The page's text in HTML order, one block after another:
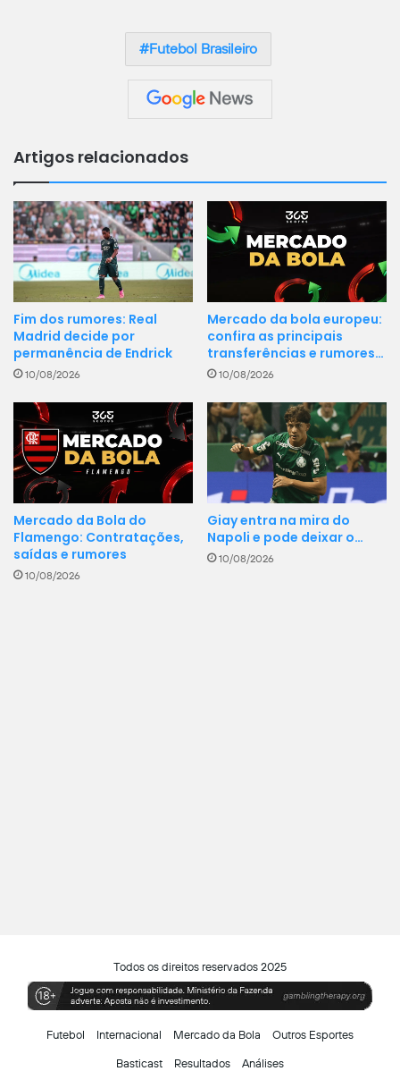
Futebol Brasileiro
Artigos relacionados
Fim dos rumores: Real
Madrid decide por
permanência de Endrick
10/08/2026
Mercado da bola europeu:
confira as principais
transferências e rumores…
10/08/2026
Mercado da Bola do
Flamengo: Contratações,
saídas e rumores
10/08/2026
Giay entra na mira do
Napoli e pode deixar o…
10/08/2026
Todos os direitos reservados 2025
Futebol Internacional Mercado da Bola Outros Esportes
Basticast Resultados Análises